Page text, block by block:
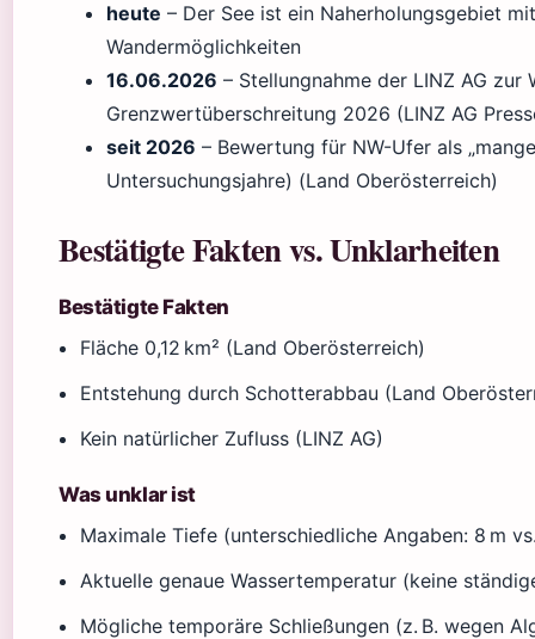
heute – Der See ist ein Naherholungsgebiet
Wandermöglichkeiten
16.06.2026 – Stellungnahme der LINZ AG zur
Grenzwertüberschreitung 2026 (LINZ AG
seit 2026 – Bewertung für NW-Ufer als
Untersuchungsjahre) (Land Oberösterreich)
Bestätigte Fakten vs. Unklarheiten
Bestätigte Fakten
Fläche 0,12 km² (Land Oberösterreich)
Entstehung durch Schotterabbau (Land
Kein natürlicher Zufluss (LINZ AG)
Was unklar ist
Maximale Tiefe (unterschiedliche Angaben: 8 m
Aktuelle genaue Wassertemperatur (keine
Mögliche temporäre Schließungen (z. B. wegen